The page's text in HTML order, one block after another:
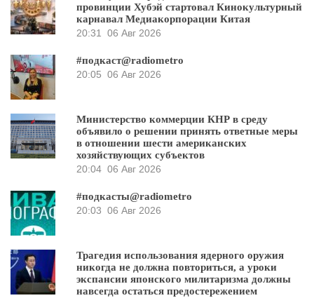
провинции Хубэй стартовал Кинокультурный
карнавал Медиакорпорации Китая
20:31 06 Авг 2026
#подкаст@radiometro
20:05 06 Авг 2026
Министерство коммерции КНР в среду
объявило о решении принять ответные меры
в отношении шести американских
хозяйствующих субъектов
20:04 06 Авг 2026
#подкасты@radiometro
20:03 06 Авг 2026
Трагедия использования ядерного оружия
никогда не должна повториться, а уроки
экспансии японского милитаризма должны
навсегда остаться предостережением